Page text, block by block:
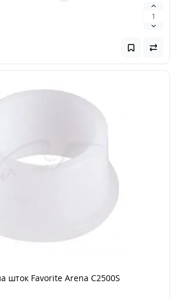
шток Favorite Arena C2500S